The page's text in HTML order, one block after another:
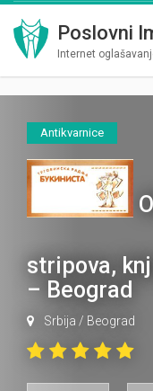
Poslovni
Internet
Antikvarnice
stripova,
– Beograd
Srbija / Beograd